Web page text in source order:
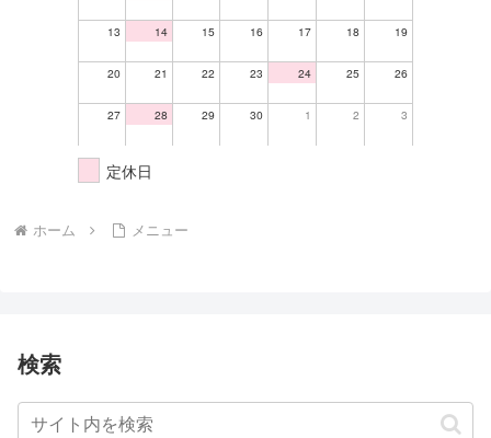
13 14 15 16 17 18 19
20 21 22 23 24 25 26
27 28 29 30 1 2 3
定休日
ホーム メニュー
検索